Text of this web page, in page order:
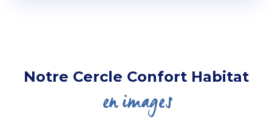
Notre Cercle Confort Habitat
en images